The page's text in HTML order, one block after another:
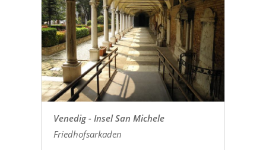
Venedig - Insel San Michele
Friedhofsarkaden